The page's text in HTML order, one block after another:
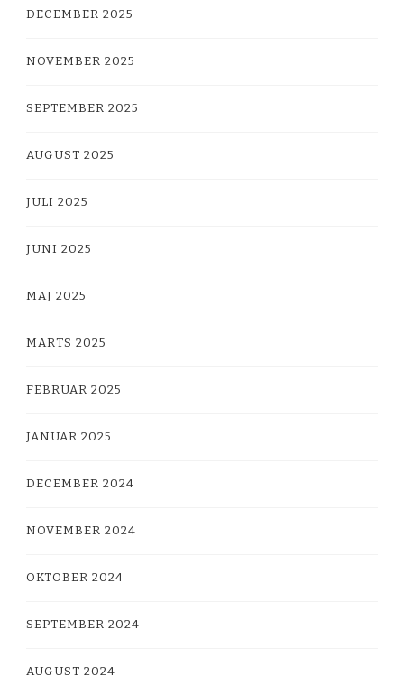
DECEMBER 2025
NOVEMBER 2025
SEPTEMBER 2025
AUGUST 2025
JULI 2025
JUNI 2025
MAJ 2025
MARTS 2025
FEBRUAR 2025
JANUAR 2025
DECEMBER 2024
NOVEMBER 2024
OKTOBER 2024
SEPTEMBER 2024
AUGUST 2024